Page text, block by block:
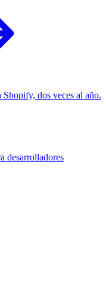
dos veces al año.
desarrolladores